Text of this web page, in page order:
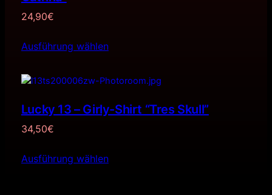
24,90€
Ausführung wählen
Lucky 13 – Girly-Shirt “Tres Skull”
34,50€
Ausführung wählen